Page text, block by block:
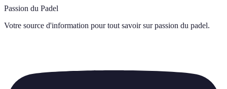
Passion du Padel
Votre source d'information pour tout savoir sur passion du padel.